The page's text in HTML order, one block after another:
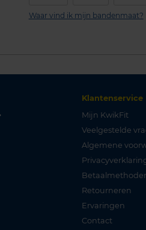
Waar vind ik mijn bandenmaat?
Klantenservice
Mijn KwikFit
Veelgestelde
Algemene
Retourneren
Ervaringen
Contact